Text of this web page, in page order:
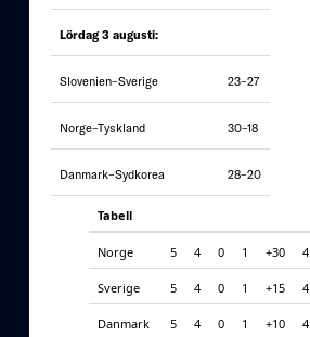
Lördag 3 augusti:
Slovenien–Sverige 23–27
Norge–Tyskland 30–18
Danmark–Sydkorea 28–20
Tabell
Norge 5 4 0 1 +30 4
Sverige 5 4 0 1 +15 4
Danmark 5 4 0 1 +10 4